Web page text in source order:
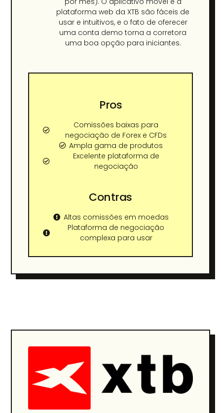
plataforma web da XTB são fáceis de
usar e intuitivos, e o fato de oferecer
uma conta demo torna a corretora
uma boa opção para iniciantes.
Pros
Comissões baixas para
negociação de Forex e CFDs
Ampla gama de produtos
Excelente plataforma de
negociação
Contras
Altas comissões em moedas
Plataforma de negociação
complexa para usar